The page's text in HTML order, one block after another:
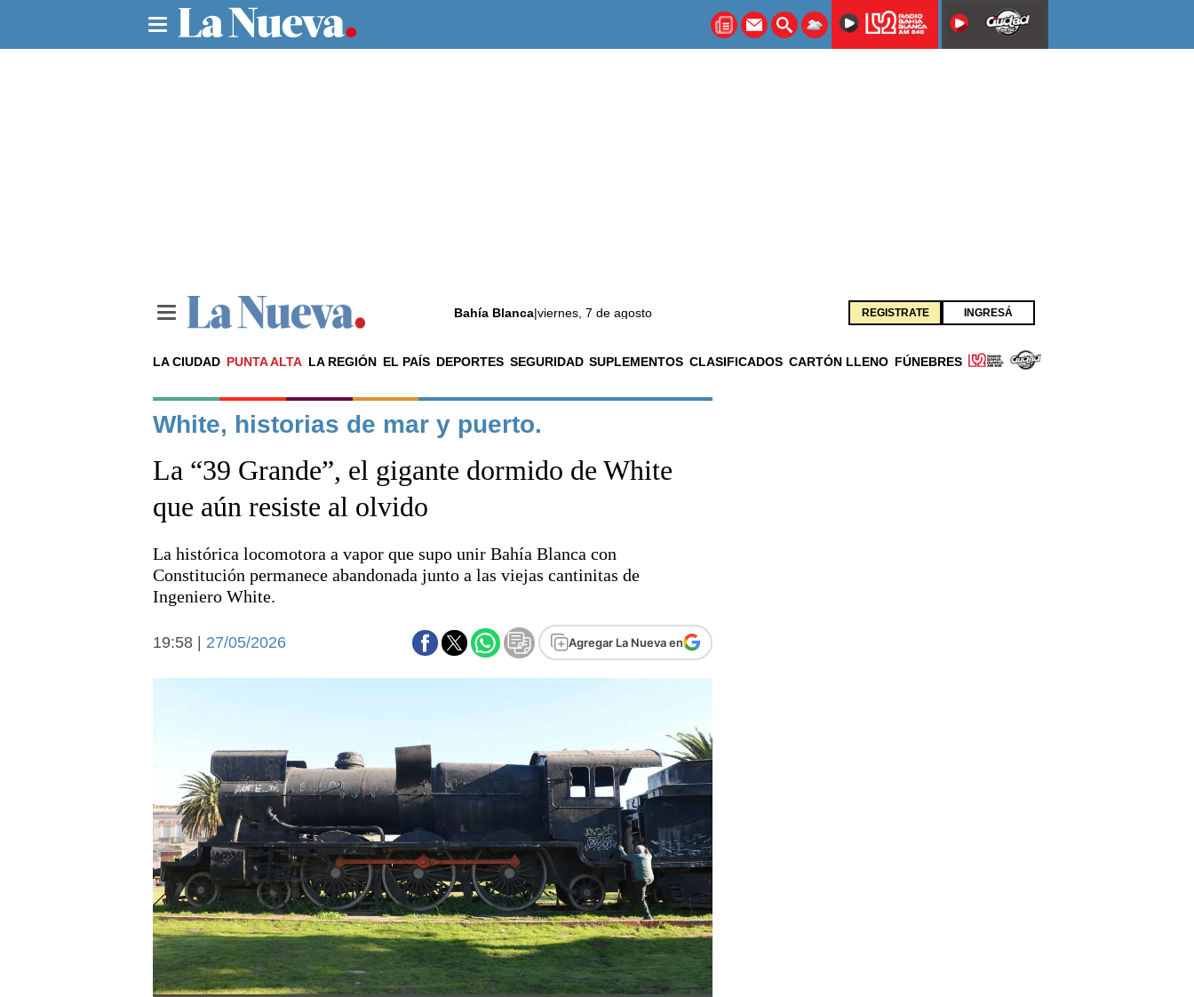
Bahía Blanca|viernes, 7 de agosto REGISTRATE INGRESÁ
LA CIUDAD PUNTA ALTA LA REGIÓN EL PAÍS DEPORTES SEGURIDAD SUPLEMENTOS CLASIFICADOS CARTÓN LLENO FÚNEBRES
Noticias
La ciudad
Punta Alta
El país
Seguridad
Deportes
Escenario Olímpico
Liga del Sur
Fútbol
Federal A
Con el campo
Espacio empresas
Sociedad y tiempo libre
Sociedad
Tecnología
Turismo
Salud
Es viral
El tiempo
Fúnebres
Clasificados
White, historias de mar y puerto.
La “39 Grande”, el gigante dormido de White
que aún resiste al olvido
La histórica locomotora a vapor que supo unir Bahía Blanca con
Constitución permanece abandonada junto a las viejas cantinitas de
Ingeniero White.
Agregar La Nueva en
19:58 | 27/05/2026